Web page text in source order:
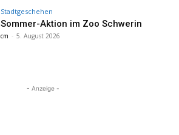
Stadtgeschehen
Sommer-Aktion im Zoo Schwerin
cm - 5. August 2026
- Anzeige -